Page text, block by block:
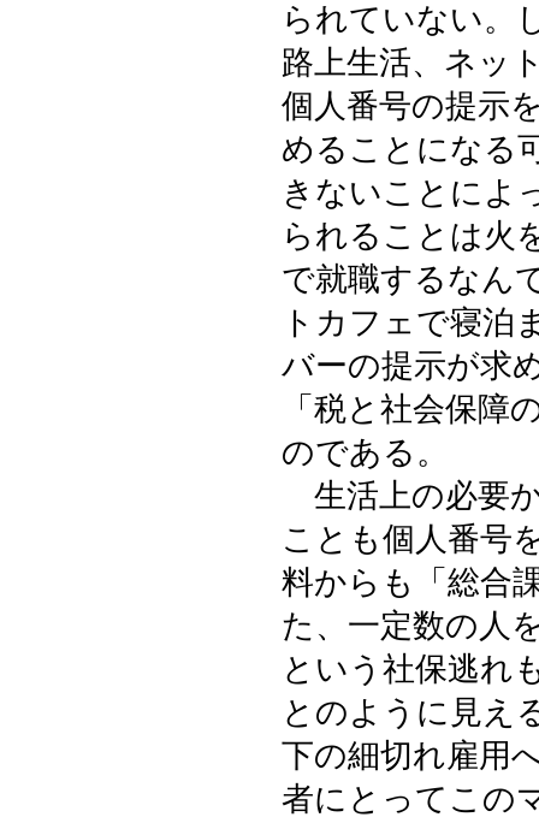
られていない。
路上生活、ネッ
個人番号の提示
めることになる
きないことによ
られることは火
で就職するなん
トカフェで寝泊
バーの提示が求
「税と社会保障
のである。
生活上の必要
ことも個人番号
料からも「総合
た、一定数の人
という社保逃れ
とのように見え
下の細切れ雇用
者にとってこの